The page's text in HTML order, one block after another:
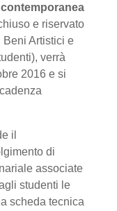
e riservato
Beni Artistici e
verrà
2016 e si
il
di
associate
studenti le
scheda tecnica